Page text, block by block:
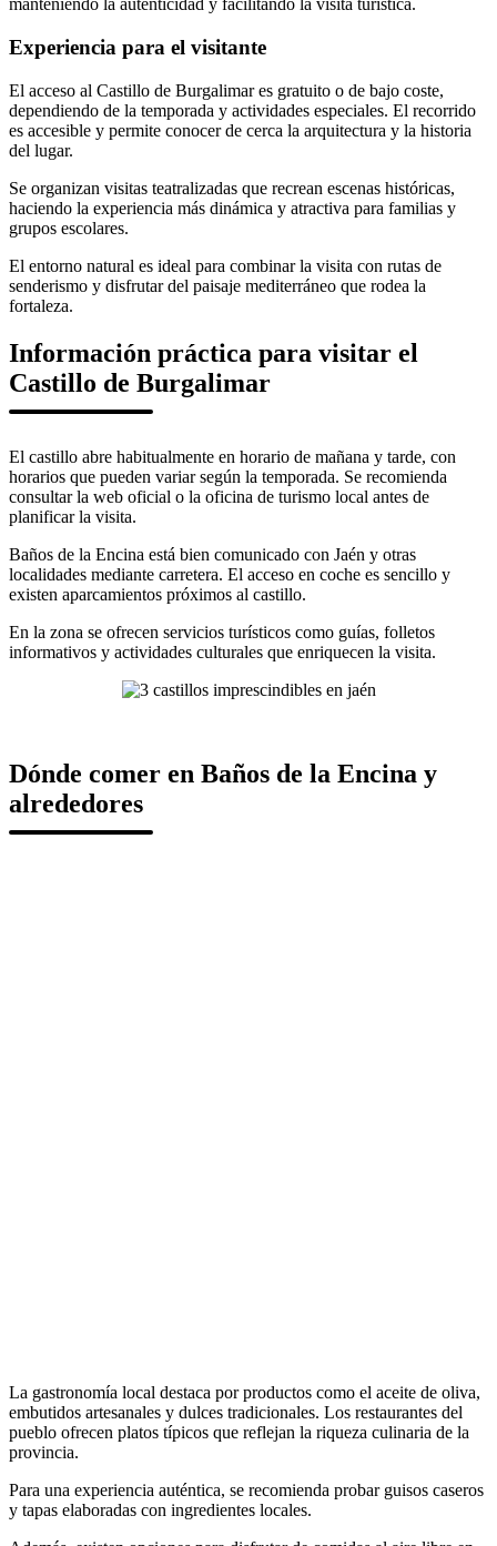
manteniendo la autenticidad y facilitando la visita turística.
Experiencia para el visitante
El acceso al Castillo de Burgalimar es gratuito o de bajo coste,
dependiendo de la temporada y actividades especiales. El recorrido
es accesible y permite conocer de cerca la arquitectura y la historia
del lugar.
Se organizan visitas teatralizadas que recrean escenas históricas,
haciendo la experiencia más dinámica y atractiva para familias y
grupos escolares.
El entorno natural es ideal para combinar la visita con rutas de
senderismo y disfrutar del paisaje mediterráneo que rodea la
fortaleza.
Información práctica para visitar el
Castillo de Burgalimar
El castillo abre habitualmente en horario de mañana y tarde, con
horarios que pueden variar según la temporada. Se recomienda
consultar la web oficial o la oficina de turismo local antes de
planificar la visita.
Baños de la Encina está bien comunicado con Jaén y otras
localidades mediante carretera. El acceso en coche es sencillo y
existen aparcamientos próximos al castillo.
En la zona se ofrecen servicios turísticos como guías, folletos
informativos y actividades culturales que enriquecen la visita.
Dónde comer en Baños de la Encina y
alrededores
La gastronomía local destaca por productos como el aceite de oliva,
embutidos artesanales y dulces tradicionales. Los restaurantes del
pueblo ofrecen platos típicos que reflejan la riqueza culinaria de la
provincia.
Para una experiencia auténtica, se recomienda probar guisos caseros
y tapas elaboradas con ingredientes locales.